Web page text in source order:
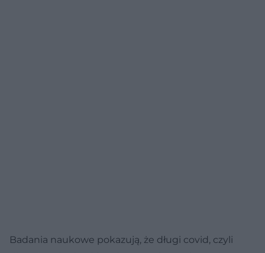
Badania naukowe pokazują, że długi covid, czyli